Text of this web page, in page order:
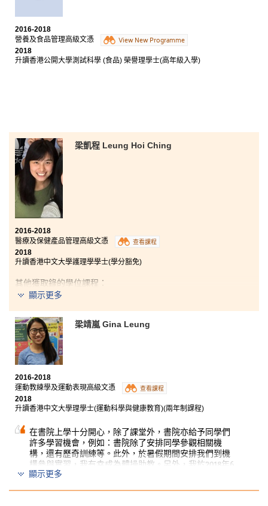
的時刻，都變成了我們之間珍貴的回憶。
2016-2018
營養及食品管理高級文憑
View New Programme
2018
升讀香港公開大學測試科學 (食品) 榮譽理學士(高年級入學)
梁凱程 Leung Hoi Ching
2016-2018
醫療及保健產品管理高級文憑
查看課程
2018
升讀香港中文大學護理學學士(學分豁免)
其他獲取錄的學位課程：
在書院的兩年期間，我們除了學到基礎醫學知識外，課
程為我們提供許多課外學習活動，例如參觀香港不同醫
院了解各部門之運作及遠赴台灣中頌醫科大學醫院參與
海外暑期實習課程。 這些經驗增強了我在護理領域的知
講師用不同的教學方法，讓我們對理論知識有更深入的
理解。 憑藉他們詳盡的建議和全力支持，為我來年入讀
大學做好準備。
顯示更多
梁靖嵐 Gina Leung
2016-2018
運動教練學及運動表現高級文憑
查看課程
2018
升讀香港中文大學理學士(運動科學與健康教育)(兩年制課程)
在書院上學十分開心，除了課堂外，書院亦給予同學們
許多學習機會，例如：書院除了安排同學參觀相關機
構，還有歷奇訓練等。此外，於暑假期間安排我們到機
構參與實習，我有幸成為體操助教。另外，我於2018年6
月，參加了書院舉辦的喜馬拉雅山遠足探險之旅，有機
顯示更多